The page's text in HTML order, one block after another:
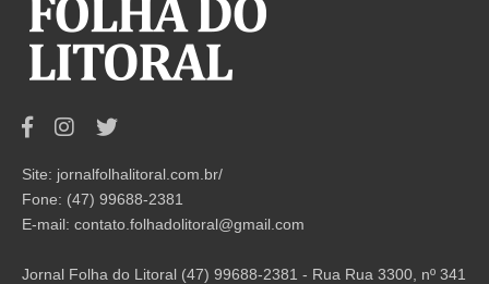
Site: jornalfolhalitoral.com.br/
Fone: (47) 99688-2381
E-mail: contato.folhadolitoral@gmail.com
Jornal Folha do Litoral (47) 99688-2381 - Rua Rua 3300, nº 341